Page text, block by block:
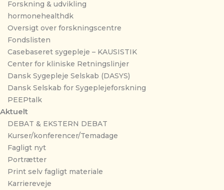
Forskning & udvikling
hormonehealthdk
Oversigt over forskningscentre
Fondslisten
Casebaseret sygepleje – KAUSISTIK
Center for kliniske Retningslinjer
Dansk Sygepleje Selskab (DASYS)
Dansk Selskab for Sygeplejeforskning
PEEPtalk
Aktuelt
DEBAT & EKSTERN DEBAT
Kurser/konferencer/Temadage
Fagligt nyt
Portrætter
Print selv fagligt materiale
Karriereveje